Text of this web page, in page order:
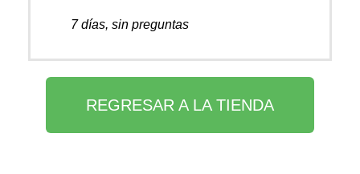
7 días, sin preguntas
REGRESAR A LA TIENDA